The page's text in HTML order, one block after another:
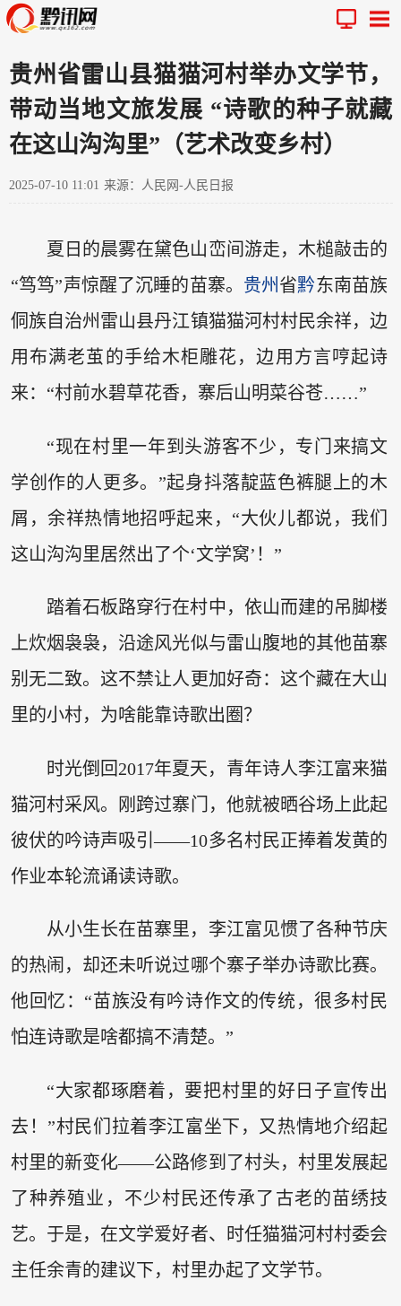
贵州省雷山县猫猫河村举办文学节，
带动当地文旅发展 “诗歌的种子就藏
在这山沟沟里”（艺术改变乡村）
2025-07-10 11:01 来源：人民网-人民日报
夏日的晨雾在黛色山峦间游走，木槌敲击的
“笃笃”声惊醒了沉睡的苗寨。 贵州 省黔东南苗族
侗族自治州雷山县丹江镇猫猫河村村民余祥，边
用布满老茧的手给木柜雕花，边用方言哼起诗
来：“村前水碧草花香，寨后山明菜谷苍……”
“现在村里一年到头游客不少，专门来搞文
学创作的人更多。”起身抖落靛蓝色裤腿上的木
屑，余祥热情地招呼起来，“大伙儿都说，我们
这山沟沟里居然出了个‘文学窝’！”
踏着石板路穿行在村中，依山而建的吊脚楼
上炊烟袅袅，沿途风光似与雷山腹地的其他苗寨
别无二致。这不禁让人更加好奇：这个藏在大山
里的小村，为啥能靠诗歌出圈？
时光倒回2017年夏天，青年诗人李江富来猫
猫河村采风。刚跨过寨门，他就被晒谷场上此起
彼伏的吟诗声吸引——10多名村民正捧着发黄的
作业本轮流诵读诗歌。
从小生长在苗寨里，李江富见惯了各种节庆
的热闹，却还未听说过哪个寨子举办诗歌比赛。
他回忆：“苗族没有吟诗作文的传统，很多村民
怕连诗歌是啥都搞不清楚。”
“大家都琢磨着，要把村里的好日子宣传出
去！”村民们拉着李江富坐下，又热情地介绍起
村里的新变化——公路修到了村头，村里发展起
了种养殖业，不少村民还传承了古老的苗绣技
艺。于是，在文学爱好者、时任猫猫河村村委会
主任余青的建议下，村里办起了文学节。